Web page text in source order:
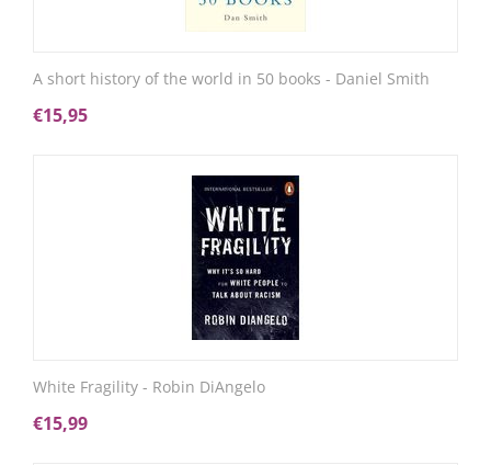
A short history of the world in 50 books - Daniel Smith
€15,95
White Fragility - Robin DiAngelo
€15,99